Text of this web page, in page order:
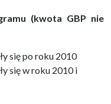
(kwota GBP nie
się po roku 2010
się w roku 2010 i